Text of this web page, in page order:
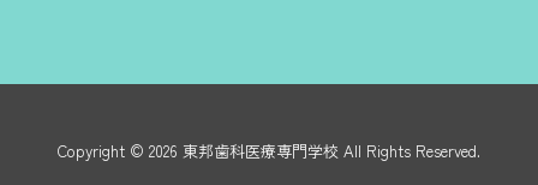
Copyright © 2026 東邦歯科医療専門学校 All Rights Reserved.